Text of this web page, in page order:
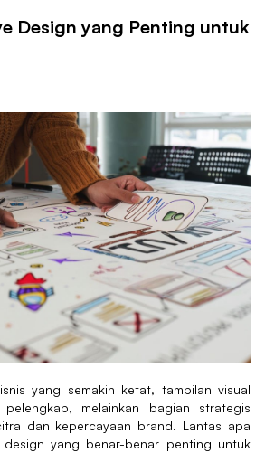
Design yang Penting untuk
yang semakin ketat, tampilan visual
melainkan bagian strategis
dan kepercayaan brand. Lantas apa
yang benar-benar penting untuk